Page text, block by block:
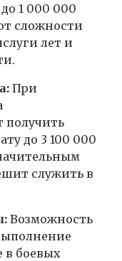
1 000 000
сложности
лет и
При
получить
до 3 100 000
служить в
Возможность
в боевых